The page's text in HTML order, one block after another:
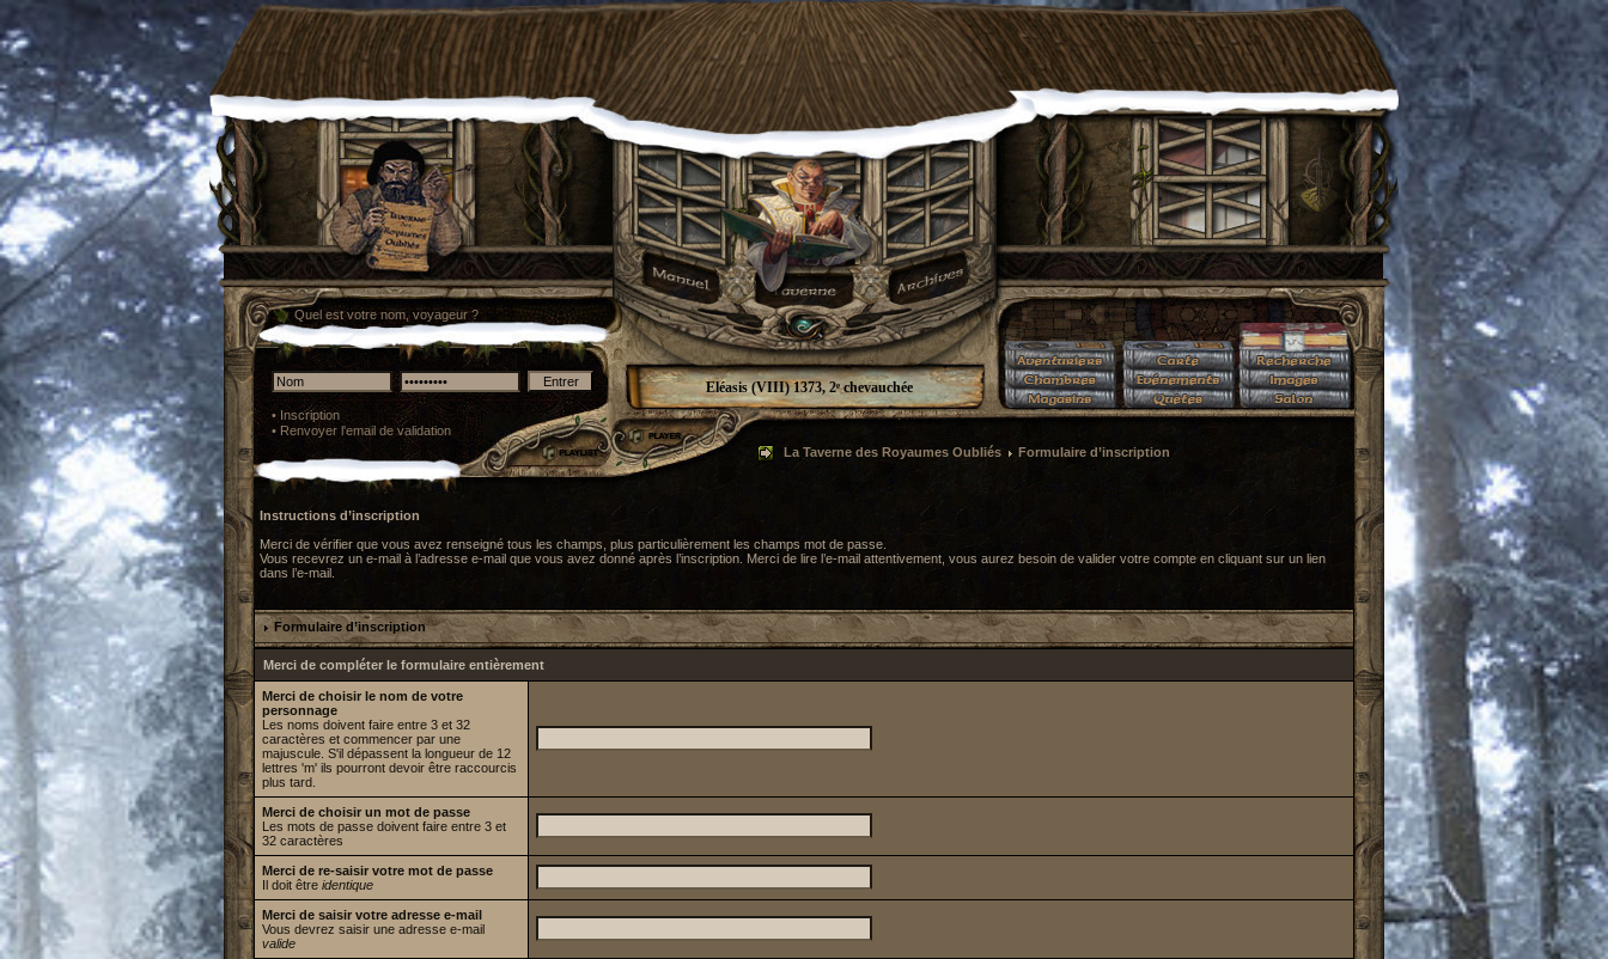
Quel est votre nom, voyageur ?
• Inscription
• Renvoyer l'email de validation
Eléasis (VIII) 1373, 2ᵉ chevauchée
La Taverne des Royaumes Oubliés Formulaire d’inscription
Instructions d’inscription
Merci de vérifier que vous avez renseigné tous les champs, plus particulièrement les champs mot de passe.
Vous recevrez un e-mail à l’adresse e-mail que vous avez donné après l’inscription. Merci de lire l’e-mail attentivement, vous aurez besoin de valider votre compte en cliquant sur un lien
dans l’e-mail.
Formulaire d’inscription
Merci de compléter le formulaire entièrement
Merci de choisir le nom de votre
personnage
Les noms doivent faire entre 3 et 32
caractères et commencer par une
majuscule. S'il dépassent la longueur de 12
lettres 'm' ils pourront devoir être raccourcis
plus tard.
Merci de choisir un mot de passe
Les mots de passe doivent faire entre 3 et
32 caractères
Merci de re-saisir votre mot de passe
Il doit être identique
Merci de saisir votre adresse e-mail
Vous devrez saisir une adresse e-mail
valide